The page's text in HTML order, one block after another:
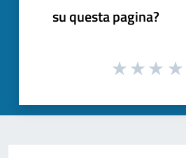
su questa pagina?